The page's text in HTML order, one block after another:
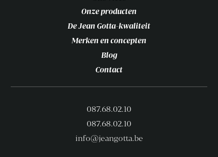
Onze producten
De Jean Gotta-kwaliteit
Merken en concepten
Blog
Contact
087.68.02.10
087.68.02.10
info@jeangotta.be